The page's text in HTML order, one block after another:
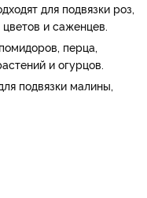
для подвязки роз,
и саженцев.
перца,
и огурцов.
подвязки малины,